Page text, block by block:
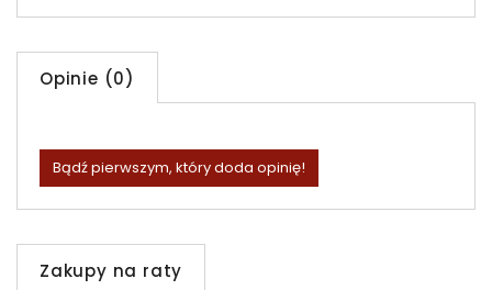
Opinie (0)
Bądź pierwszym, który doda opinię!
Zakupy na raty